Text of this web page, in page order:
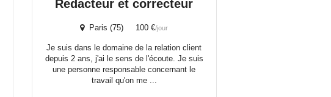
Redacteur et correcteur
Paris (75) 100 €/jour
Je suis dans le domaine de la relation client
depuis 2 ans, j'ai le sens de l'écoute. Je suis
une personne responsable concernant le
travail qu'on me ...